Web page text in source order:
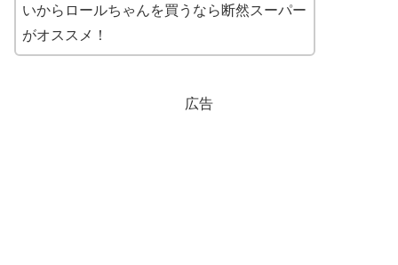
いからロールちゃんを買うなら断然スーパー
がオススメ！
広告